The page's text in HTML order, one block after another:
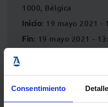
Consentimiento
1000, Bélgica
Inicio: 19 mayo 2021 -
Fin: 19 mayo 2021 -